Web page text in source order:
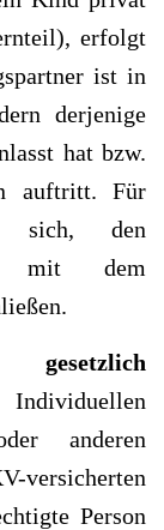
erfolgt
ist in
derjenige
hat bzw.
auftritt. Für
sich, den
mit dem
gesetzlich
anderen
versicherten
Person